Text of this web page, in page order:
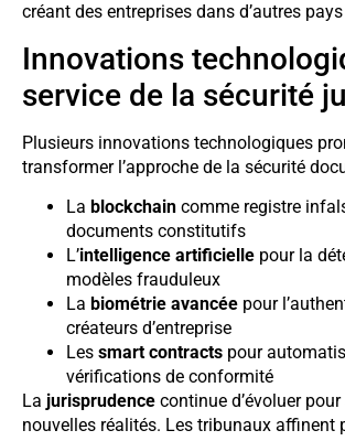
créant des entreprises dans d’autres pays
Innovations
service de la sécurité
Plusieurs innovations technologiques
transformer l’approche de la sécurité
La blockchain comme registre
documents constitutifs
L’intelligence artificielle pour la
modèles frauduleux
La biométrie avancée pour
créateurs d’entreprise
Les smart contracts pour
vérifications de conformité
La jurisprudence continue d’évoluer pour
nouvelles réalités. Les tribunaux affinent